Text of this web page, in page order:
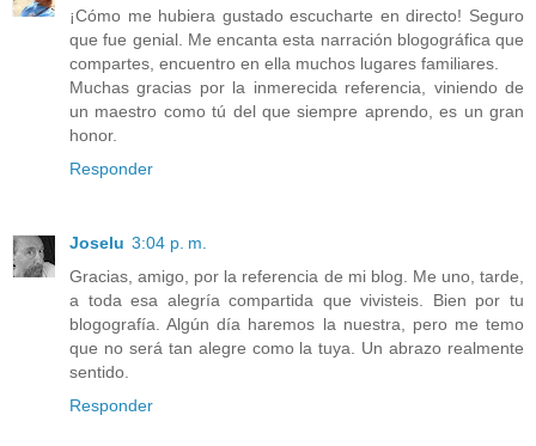
¡Cómo me hubiera gustado escucharte en directo! Seguro
que fue genial. Me encanta esta narración blogográfica que
compartes, encuentro en ella muchos lugares familiares.
Muchas gracias por la inmerecida referencia, viniendo de
un maestro como tú del que siempre aprendo, es un gran
honor.
Responder
Joselu 3:04 p. m.
Gracias, amigo, por la referencia de mi blog. Me uno, tarde,
a toda esa alegría compartida que vivisteis. Bien por tu
blogografía. Algún día haremos la nuestra, pero me temo
que no será tan alegre como la tuya. Un abrazo realmente
sentido.
Responder